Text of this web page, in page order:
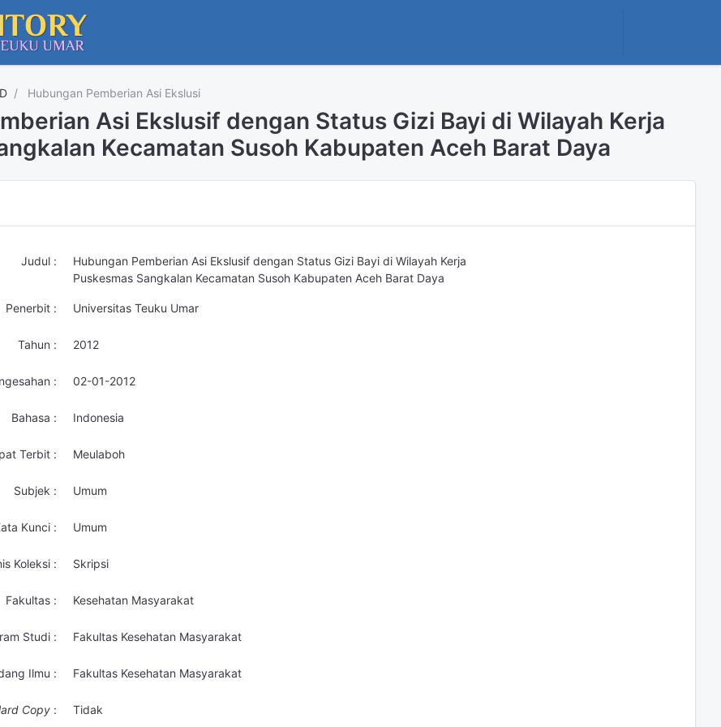
Hubungan Pemberian Asi Ekslusi
Asi Ekslusif dengan Status Gizi Bayi di Wilayah Kerja
Kecamatan Susoh Kabupaten Aceh Barat Daya
Judul :
Hubungan Pemberian Asi Ekslusif dengan Status Gizi Bayi di Wilayah Kerja
Puskesmas Sangkalan Kecamatan Susoh Kabupaten Aceh Barat Daya
Penerbit : Universitas Teuku Umar
Tahun : 2012
: 02-01-2012
Bahasa : Indonesia
Terbit : Meulaboh
Subjek : Umum
Kunci : Umum
Koleksi : Skripsi
Fakultas : Kesehatan Masyarakat
Studi : Fakultas Kesehatan Masyarakat
Ilmu : Fakultas Kesehatan Masyarakat
Copy : Tidak